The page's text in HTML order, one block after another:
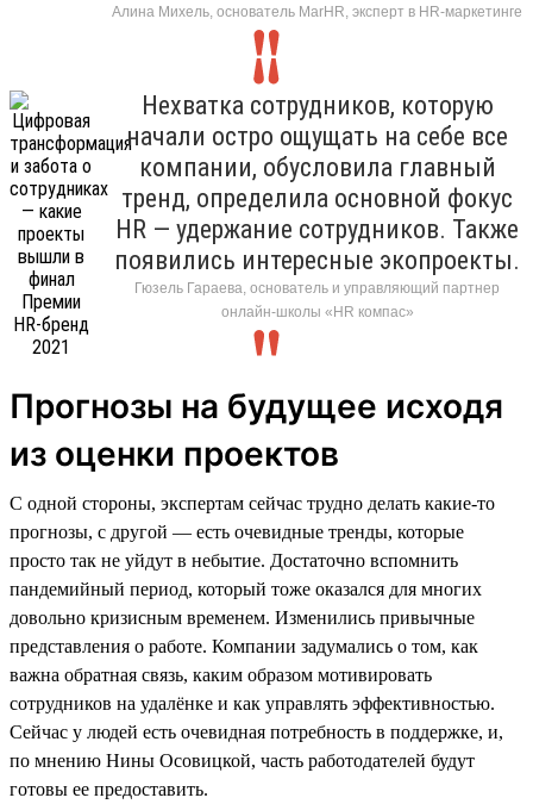
Алина Михель, основатель MarHR, эксперт в HR-маркетинге
Нехватка сотрудников, которую
начали остро ощущать на себе все
компании, обусловила главный
тренд, определила основной фокус
HR — удержание сотрудников. Также
появились интересные экопроекты.
Гюзель Гараева, основатель и управляющий партнер
онлайн-школы «HR компас»
Прогнозы на будущее исходя
из оценки проектов
С одной стороны, экспертам сейчас трудно делать какие-то
прогнозы, с другой — есть очевидные тренды, которые
просто так не уйдут в небытие. Достаточно вспомнить
пандемийный период, который тоже оказался для многих
довольно кризисным временем. Изменились привычные
представления о работе. Компании задумались о том, как
важна обратная связь, каким образом мотивировать
сотрудников на удалёнке и как управлять эффективностью.
Сейчас у людей есть очевидная потребность в поддержке, и,
по мнению Нины Осовицкой, часть работодателей будут
готовы ее предоставить.